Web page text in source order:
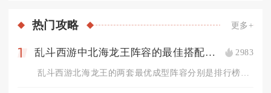
热门攻略 更多+
乱斗西游中北海龙王阵容的最佳搭配是什么 2983
乱斗西游北海龙王的两套最优成型阵容分别是排行榜、修罗对战通用...